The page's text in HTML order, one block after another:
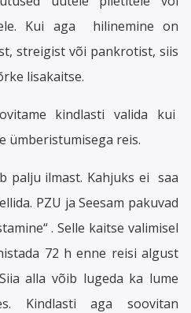
Kui aga hilinemine on
streigist või pankrotist, siis
lisakaitse.
kindlasti valida kui
ümberistumisega reis.
palju ilmast. Kahjuks ei saa
PZU ja Seesam pakuvad
. Selle kaitse valimisel
72 h enne reisi algust
alla võib lugeda ka lume
Kindlasti aga soovitan